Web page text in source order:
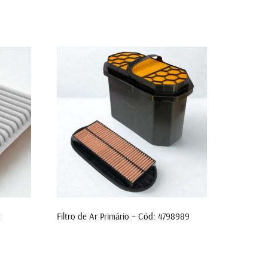
Filtro de Ar Primário – Cód: 4798989